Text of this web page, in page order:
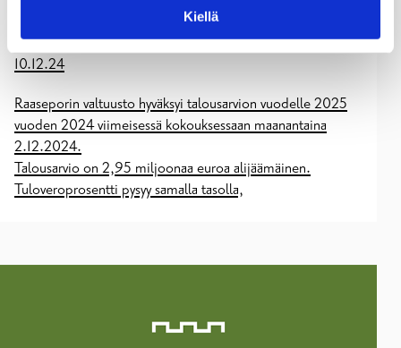
Kiellä
10.12.24
Raaseporin valtuusto hyväksyi talousarvion vuodelle 2025
vuoden 2024 viimeisessä kokouksessaan maanantaina
2.12.2024.
Talousarvio on 2,95 miljoonaa euroa alijäämäinen.
Tuloveroprosentti pysyy samalla tasolla,